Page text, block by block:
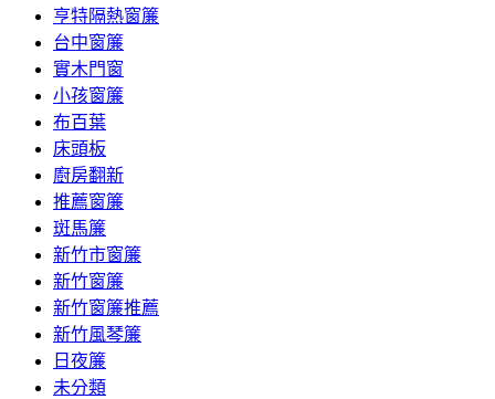
亨特隔熱窗簾
台中窗簾
實木門窗
小孩窗簾
布百葉
床頭板
廚房翻新
推薦窗簾
斑馬簾
新竹市窗簾
新竹窗簾
新竹窗簾推薦
新竹風琴簾
日夜簾
未分類